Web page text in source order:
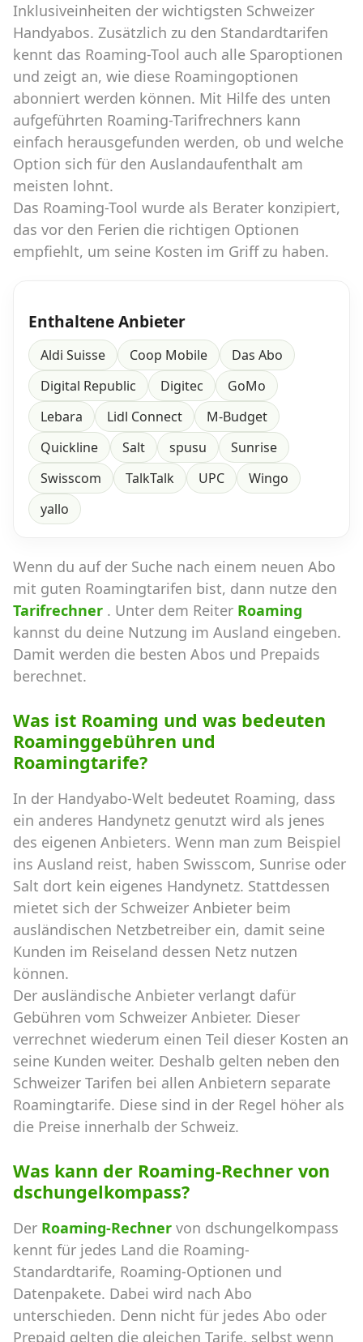
Inklusiveinheiten der wichtigsten Schweizer
Handyabos. Zusätzlich zu den Standardtarifen
kennt das Roaming-Tool auch alle Sparoptionen
und zeigt an, wie diese Roamingoptionen
abonniert werden können. Mit Hilfe des unten
aufgeführten Roaming-Tarifrechners kann
einfach herausgefunden werden, ob und welche
Option sich für den Auslandaufenthalt am
meisten lohnt.
Das Roaming-Tool wurde als Berater konzipiert,
das vor den Ferien die richtigen Optionen
empfiehlt, um seine Kosten im Griff zu haben.
Enthaltene Anbieter
Aldi Suisse Coop Mobile
Das Abo
Digital Republic
Digitec
GoMo
Lebara
Lidl Connect
M-Budget
Quickline
Salt spusu
Sunrise
Swisscom
TalkTalk UPC
Wingo
yallo
Wenn du auf der Suche nach einem neuen Abo
mit guten Roamingtarifen bist, dann nutze den
Tarifrechner . Unter dem Reiter Roaming
kannst du deine Nutzung im Ausland eingeben.
Damit werden die besten Abos und Prepaids
berechnet.
Was ist Roaming und was bedeuten
Roaminggebühren und
Roamingtarife?
In der Handyabo-Welt bedeutet Roaming, dass
ein anderes Handynetz genutzt wird als jenes
des eigenen Anbieters. Wenn man zum Beispiel
ins Ausland reist, haben Swisscom, Sunrise oder
Salt dort kein eigenes Handynetz. Stattdessen
mietet sich der Schweizer Anbieter beim
ausländischen Netzbetreiber ein, damit seine
Kunden im Reiseland dessen Netz nutzen
können.
Der ausländische Anbieter verlangt dafür
Gebühren vom Schweizer Anbieter. Dieser
verrechnet wiederum einen Teil dieser Kosten an
seine Kunden weiter. Deshalb gelten neben den
Schweizer Tarifen bei allen Anbietern separate
Roamingtarife. Diese sind in der Regel höher als
die Preise innerhalb der Schweiz.
Was kann der Roaming-Rechner von
dschungelkompass?
Der Roaming-Rechner von dschungelkompass
kennt für jedes Land die Roaming-
Standardtarife, Roaming-Optionen und
Datenpakete. Dabei wird nach Abo
unterschieden. Denn nicht für jedes Abo oder
Prepaid gelten die gleichen Tarife, selbst wenn